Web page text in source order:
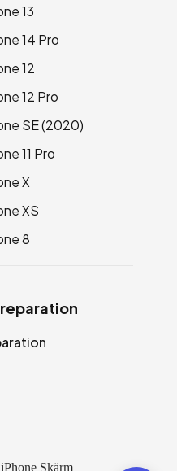
13
14 Pro
12
12 Pro
SE (2020)
11 Pro
X
XS
8
Skärm